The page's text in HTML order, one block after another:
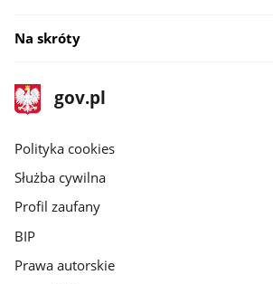
Na skróty
stopka
gov.pl
Strona
gov.pl
gov.pl
Polityka cookies
Służba cywilna
Profil zaufany
BIP
Prawa autorskie